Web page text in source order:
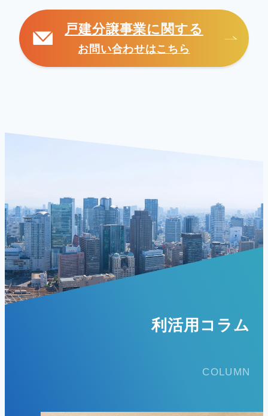
戸建分譲事業に関する
お問い合わせはこちら
利活用コラム
COLUMN